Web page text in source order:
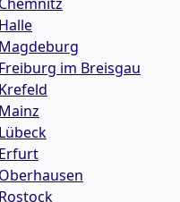
im Breisgau